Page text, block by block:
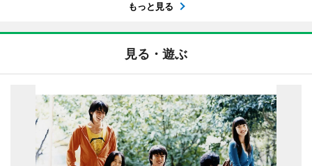
もっと見る
見る・遊ぶ